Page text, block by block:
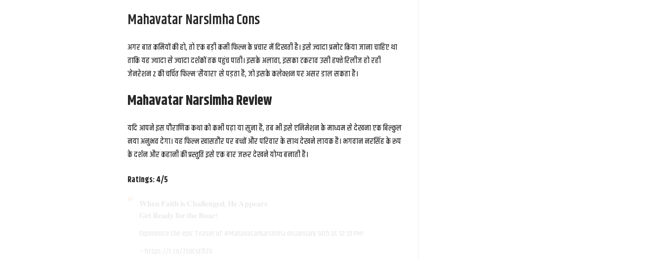
Mahavatar Narsimha Cons
अगर बात कमियों की हो, तो एक बड़ी कमी फिल्म के प्रचार में दिखती है। इसे ज्यादा प्रमोट किया जाना चाहिए था
ताकि यह ज्यादा से ज्यादा दर्शकों तक पहुंच पाती। इसके अलावा, इसका टकराव उसी हफ्ते रिलीज हो रही
जेनरेशन Z की चर्चित फिल्म ‘सैयारा’ से पड़ता है, जो इसके कलेक्शन पर असर डाल सकता है।
Mahavatar Narsimha Review
यदि आपने इस पौराणिक कथा को कभी पढ़ा या सुना है, तब भी इसे एनिमेशन के माध्यम से देखना एक बिल्कुल
नया अनुभव देगा। यह फिल्म खासतौर पर बच्चों और परिवार के साथ देखने लायक है। भगवान नरसिंह के रूप
के दर्शन और कहानी की प्रस्तुति इसे एक बार जरूर देखने योग्य बनाती है।
Ratings: 4/5